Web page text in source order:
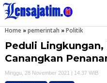
Home »pemerintah »Politik
Peduli Lingkungan,
Canangkan
Minggu, 28 November 2021 | 14.37 WIB